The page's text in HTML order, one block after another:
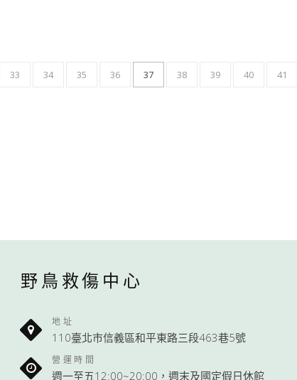
33 34 35 36 37 38 39 40 41
野鳥救傷中心
地址
110臺北市信義區和平東路三段463巷5號
營運時間
週一至五12:00~20:00，週末及國定假日休館